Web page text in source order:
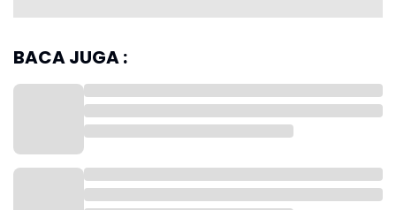
“Untuk kegiatan oil and gas tadi, tentunya ini akan
digerakkan dari Konsul Jenderal kita di Houston,” ujar
Rosan dalam keterangan pers, Jumat, 20 Februari
2026.
Selain itu, koordinasi bahan pangan seperti kedelai
BACA JUGA :